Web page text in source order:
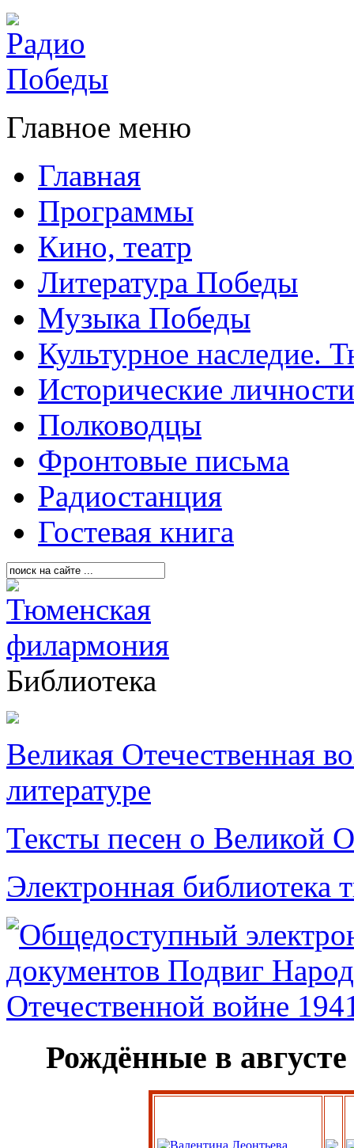
Главное меню
Главная
Программы
Кино, театр
Литература Победы
Музыка Победы
Культурное наследие.
Исторические личности
Полководцы
Фронтовые письма
Радиостанция
Гостевая книга
Библиотека
Великая Отечественная
литературе
Тексты песен о Великой
Электронная библиотека
Рождённые в августе